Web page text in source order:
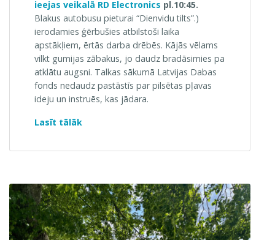
ieejas veikalā RD Electronics pl.10:45.
Blakus autobusu pieturai “Dienvidu tilts”.)
ierodamies ģērbušies atbilstoši laika
apstākļiem, ērtās darba drēbēs. Kājās vēlams
vilkt gumijas zābakus, jo daudz bradāsimies pa
atklātu augsni. Talkas sākumā Latvijas Dabas
fonds nedaudz pastāstīs par pilsētas pļavas
ideju un instruēs, kas jādara.
Lasīt tālāk“22.10.23.
pļavas
Talka”